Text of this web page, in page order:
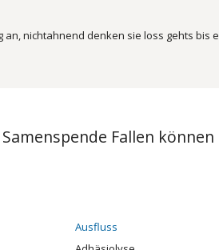
nichtahnend denken sie loss gehts bis
Fallen
Ausfluss